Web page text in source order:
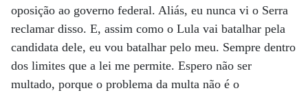
oposição ao governo federal. Aliás, eu nunca vi o Serra
reclamar disso. E, assim como o Lula vai batalhar pela
candidata dele, eu vou batalhar pelo meu. Sempre dentro
dos limites que a lei me permite. Espero não ser
multado, porque o problema da multa não é o